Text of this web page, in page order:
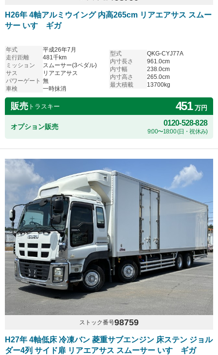
H26年 4軸アルミウイング 内高265cm リアエアサス スムー
サー いすゞギガ
年式
平成26年7月
走行距離
481千km
ミッション
スムーサー(3ペダル)
サス
リアエアサス
パワーゲート 無
車検
一時抹消
型式
QKG-CYJ77A
内寸長さ
961.0cm
内寸幅
238.0cm
内寸高さ
265.0cm
最大積載
13700kg
販売 トラスキー 451万円
オプション販売 0120-528-828
9:00〜18:00 (日・祝休み)
ストック番号98759
H27年 4軸低床 冷凍バン 菱重サブエンジン 床ステン ジョル
ダー4列 サイド扉 リアエアサス スムーサー いすゞギガ